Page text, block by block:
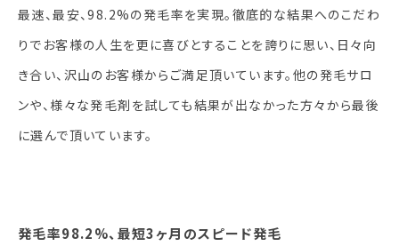
最速、最安、98.2%の発毛率を実現。徹底的な結果へのこだわ
りでお客様の人生を更に喜びとすることを誇りに思い、日々向
き合い、沢山のお客様からご満足頂いています。他の発毛サロ
ンや、様々な発毛剤を試しても結果が出なかった方々から最後
に選んで頂いています。
発毛率98.2%、最短3ヶ月のスピード発毛